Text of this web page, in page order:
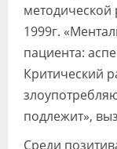
методической
1999г.
пациента:
Критический
подлежит»,
Среди